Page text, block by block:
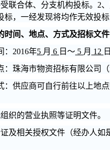
联合体、分支机构投标。2
标，一经发现将均作无效投
时间、地点、方式及招标文
：2016年5 月 6 日～ 5 月 12
珠海市物资招标有限公司
：供应商可自行前往以上地
织的营业执照等证明文件。
证及相关授权文件（经办人